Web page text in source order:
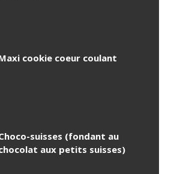
cookie coeur coulant
suisses (fondant au
aux petits suisses)